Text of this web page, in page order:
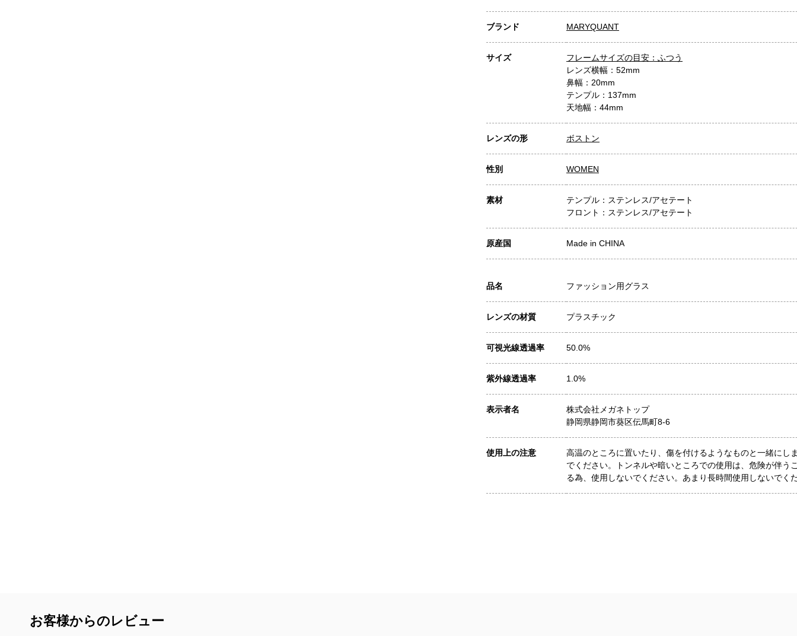
ブランド MARYQUANT
サイズ
フレームサイズの目安：ふつう
レンズ横幅：52mm
鼻幅：20mm
テンプル：137mm
天地幅：44mm
レンズの形 ボストン
性別 WOMEN
素材
テンプル：ステンレス/アセテート
フロント：ステンレス/アセテート
原産国 Made in CHINA
品名 ファッション用グラス
レンズの材質 プラスチック
可視光線透過率 50.0%
紫外線透過率 1.0%
表示者名
株式会社メガネトップ
静岡県静岡市葵区伝馬町8-6
使用上の注意
高温のところに置いたり、傷を付けるようなものと一緒にし
でください。トンネルや暗いところでの使用は、危険が伴う
る為、使用しないでください。あまり長時間使用しないでく
お客様からのレビュー